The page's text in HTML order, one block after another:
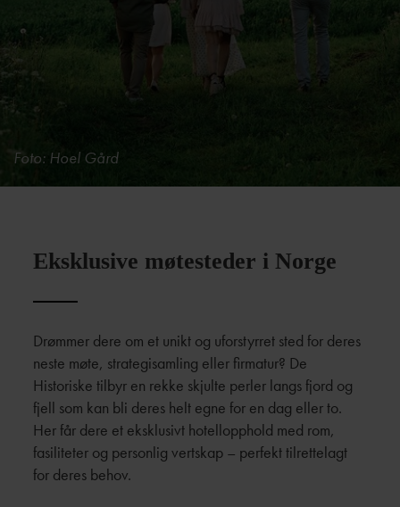
Foto: Hoel Gård
Eksklusive møtesteder i Norge
Drømmer dere om et unikt og uforstyrret sted for deres
neste møte, strategisamling eller firmatur? De
Historiske tilbyr en rekke skjulte perler langs fjord og
fjell som kan bli deres helt egne for en dag eller to.
Her får dere et eksklusivt hotellopphold med rom,
fasiliteter og personlig vertskap – perfekt tilrettelagt
for deres behov.